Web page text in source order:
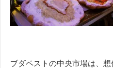
ブダペストの中央市場は、